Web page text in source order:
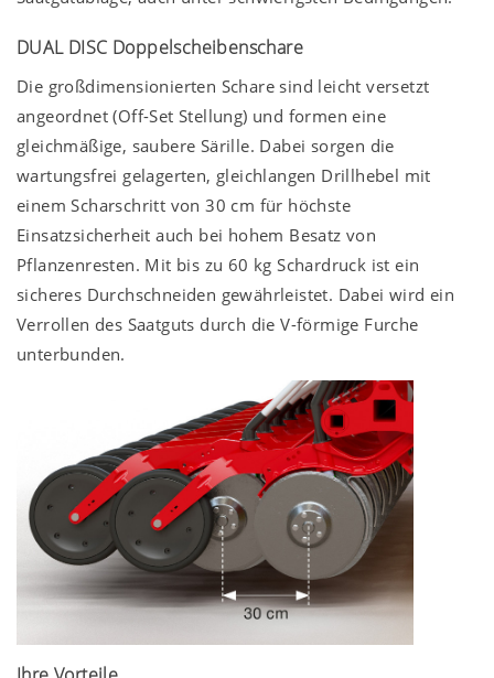
DUAL DISC Doppelscheibenschare
Die großdimensionierten Schare sind leicht versetzt
angeordnet (Off-Set Stellung) und formen eine
gleichmäßige, saubere Särille. Dabei sorgen die
wartungsfrei gelagerten, gleichlangen Drillhebel mit
einem Scharschritt von30 cm für höchste
Einsatzsicherheit auch bei hohem Besatz von
Pflanzenresten. Mit bis zu 60 kg Schardruck ist ein
sicheres Durchschneiden gewährleistet. Dabei wird ein
Verrollen des Saatguts durch die V-förmige Furche
unterbunden.